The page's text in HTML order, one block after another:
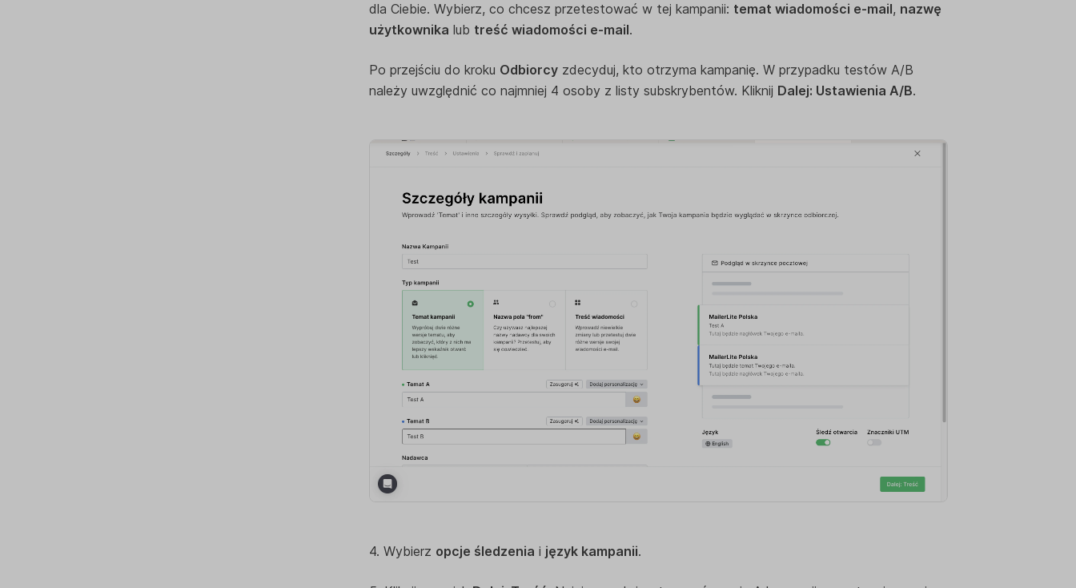
dla Ciebie. Wybierz, co chcesz przetestować w tej kampanii: temat wiadomości e-mail, nazwę
użytkownika lub treść wiadomości e-mail.
Po przejściu do kroku Odbiorcyzdecyduj, kto otrzyma kampanię. W przypadku testów A/B
należy uwzględnić co najmniej 4 osoby z listy subskrybentów. Kliknij Dalej: Ustawienia A/B.
4. Wybierz opcje śledzenia i język kampanii.